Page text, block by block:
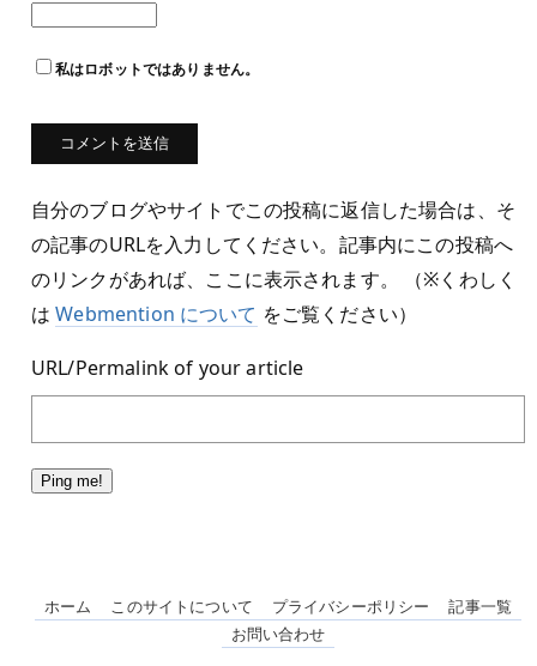
私はロボットではありません。
自分のブログやサイトでこの投稿に返信した場合は、そ
の記事のURLを入力してください。記事内にこの投稿へ
のリンクがあれば、ここに表示されます。 （※くわしく
はWebmention について をご覧ください）
URL/Permalink of your article
ホーム このサイトについて プライバシーポリシー
記事一覧
お問い合わせ